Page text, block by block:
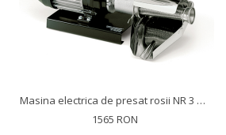
Masina electrica de presat rosii NR 3 Reber 9008 N motor prin inductie de 400W
1565 RON